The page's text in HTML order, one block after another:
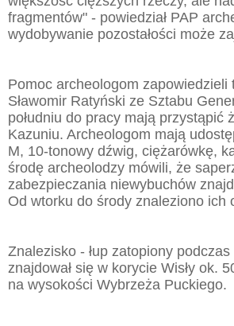
fragmentów" - powiedział PAP
wydobywanie pozostałości może
Pomoc archeologom zapowiedzieli
Sławomir Ratyński ze Sztabu
południu do pracy mają przystąpić
Kazuniu. Archeologom mają
M, 10-tonowy dźwig, ciężarówkę,
środę archeolodzy mówili, że
zabezpieczania niewybuchów
Od wtorku do środy znaleziono ich
Znalezisko - łup zatopiony
znajdował się w korycie Wisły ok.
na wysokości Wybrzeża Puckiego.